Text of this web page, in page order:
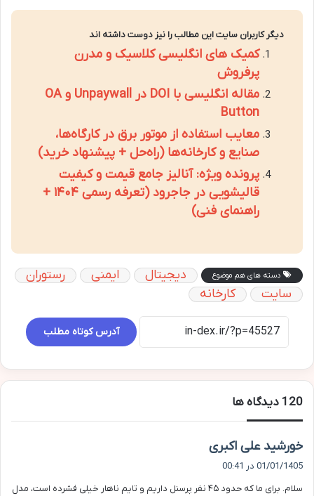
دیگر کاربران سایت این مطالب را نیز دوست داشته اند
کمیک های انگلیسی کلاسیک و مدرن
پرفروش
مقاله انگلیسی با DOI در Unpaywall و OA
Button
معایب استفاده از موتور برق در کارگاه‌ها،
صنایع و کارخانه‌ها (راه‌حل + پیشنهاد خرید)
پرونده ویژه: آنالیز جامع قیمت و کیفیت
قالیشویی در جاجرود (تعرفه رسمی ۱۴۰۴ +
راهنمای فنی)
دسته های هم موضوع دیجیتال ایمنی
رستوران
سایت
کارخانه
آدرس کوتاه مطلب
‫120 دیدگاه ها
خورشید علی اکبری
01/01/1405 در 00:41
سلام. برای ما که حدود ۴۵ نفر پرسنل داریم و تایم ناهار خیلی فشرده است، مدل